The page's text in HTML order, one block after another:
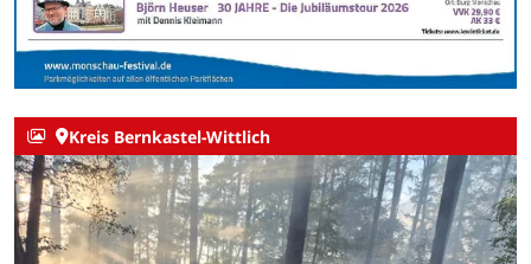
Kreis Bernkastel-Wittlich